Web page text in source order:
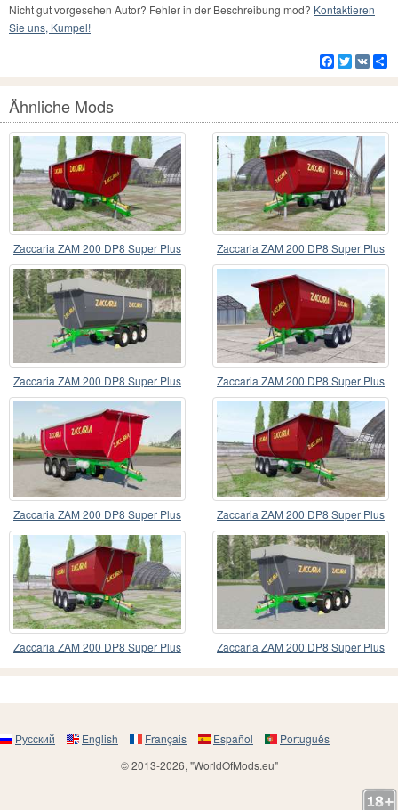
Nicht gut vorgesehen Autor? Fehler in der Beschreibung mod? Kontaktieren
Sie uns, Kumpel!
Facebook
Twitter
VK
Ähnliche Mods
Zaccaria ZAM 200 DP8 Super Plus
Zaccaria ZAM 200 DP8 Super Plus
v1.1
Zaccaria ZAM 200 DP8 Super Plus Zaccaria ZAM 200 DP8 Super Plus
Zaccaria ZAM 200 DP8 Super Plus Zaccaria ZAM 200 DP8 Super Plus
Zaccaria ZAM 200 DP8 Super Plus Zaccaria ZAM 200 DP8 Super Plus
Русский English Français Español
Português
© 2013-2026, "WorldOfMods.eu"